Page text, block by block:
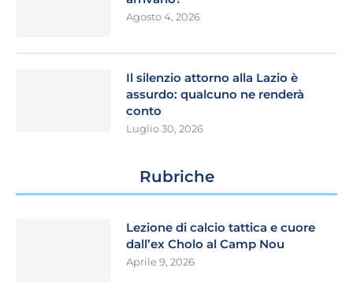
Agosto 4, 2026
Il silenzio attorno alla Lazio è
assurdo: qualcuno ne renderà
conto
Luglio 30, 2026
Rubriche
Lezione di calcio tattica e cuore
dall’ex Cholo al Camp Nou
Aprile 9, 2026